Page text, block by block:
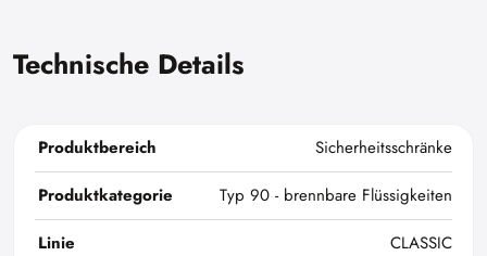
Technische Details
Produktbereich
Sicherheitsschränke
Produktkategorie
Typ 90 - brennbare Flüssigkeiten
Linie
CLASSIC